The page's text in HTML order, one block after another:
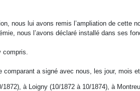
nous lui avons remis l’ampliation de cette
nous l’avons déclaré installé dans ses
compris.
a signé avec nous, les jour, mois
à Loigny (10/1872 à 10/1874), à